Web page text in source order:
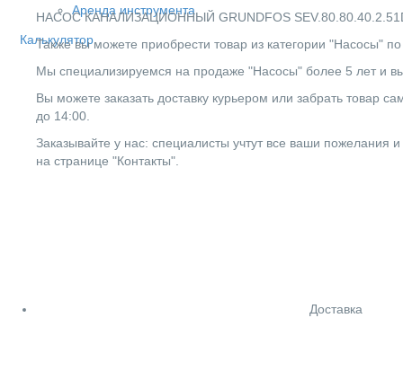
Аренда инструмента
Калькулятор
НАСОС КАНАЛИЗАЦИОННЫЙ GRUNDFOS SEV.80.80.40.2.51D
Также вы можете приобрести товар из категории "Насосы"
Мы специализируемся на продаже "Насосы" более 5 лет и
Вы можете заказать доставку курьером или забрать товар
до 14:00.
Заказывайте у нас: специалисты учтут все ваши
на странице "Контакты".
Доставка